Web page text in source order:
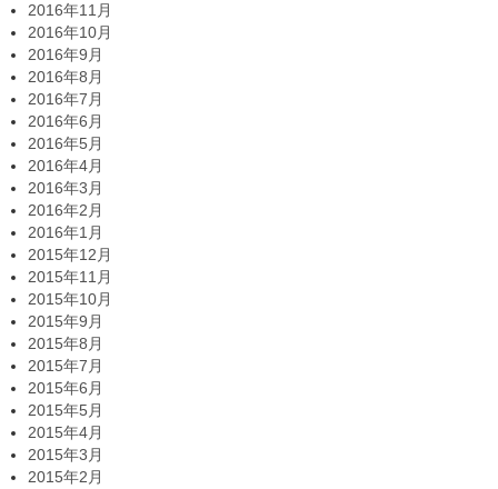
2016年11月
2016年10月
2016年9月
2016年8月
2016年7月
2016年6月
2016年5月
2016年4月
2016年3月
2016年2月
2016年1月
2015年12月
2015年11月
2015年10月
2015年9月
2015年8月
2015年7月
2015年6月
2015年5月
2015年4月
2015年3月
2015年2月